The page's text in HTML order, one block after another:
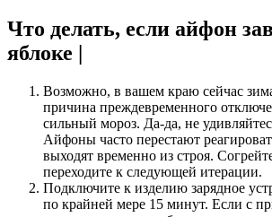
Что делать, если айфон
яблоке |
Возможно, в вашем краю сейчас
причина преждевременного
сильный мороз. Да-да, не
Айфоны часто перестают
выходят временно из строя.
переходите к следующей итерации.
Подключите к изделию зарядное
по крайней мере 15 минут. Если с